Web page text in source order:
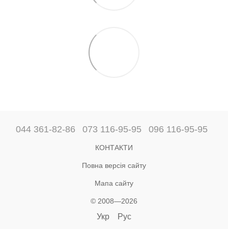
044 361-82-86 073 116-95-95 096 116-95-95
КОНТАКТИ
Повна версія сайту
Мапа сайту
© 2008—2026
Укр Рус